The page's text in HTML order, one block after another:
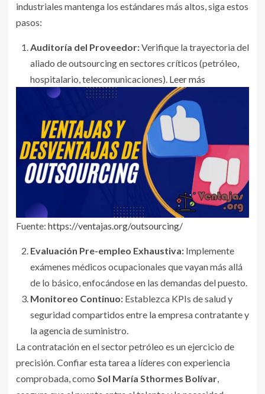
industriales mantenga los estándares más altos, siga estos
pasos:
Auditoría del Proveedor:Verifique la trayectoria del
aliado de outsourcing en sectores críticos (petróleo,
hospitalario, telecomunicaciones). Leer más
Fuente: https://ventajas.org/outsourcing/
Evaluación Pre-empleo Exhaustiva: Implemente
exámenes médicos ocupacionales que vayan más allá
de lo básico, enfocándose en las demandas del puesto.
Monitoreo Continuo: Establezca KPIs de salud y
seguridad compartidos entre la empresa contratante y
la agencia de suministro.
La contratación en el sector petróleo es un ejercicio de
precisión. Confiar esta tarea a líderes con experiencia
comprobada, como Sol María Sthormes Bolívar,